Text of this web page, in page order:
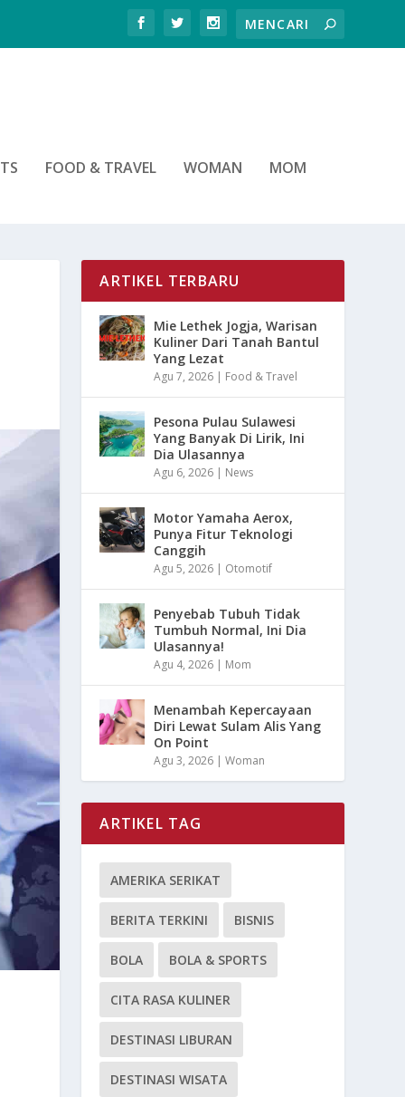
FOOD & TRAVEL WOMAN MOM
ARTIKEL TERBARU
Mie Lethek Jogja, Warisan
Kuliner Dari Tanah Bantul
Yang Lezat
Agu 7, 2026 | Food & Travel
Pesona Pulau Sulawesi
Yang Banyak Di Lirik, Ini
Dia Ulasannya
Agu 6, 2026 | News
Motor Yamaha Aerox,
Punya Fitur Teknologi
Canggih
Agu 5, 2026 | Otomotif
Penyebab Tubuh Tidak
Tumbuh Normal, Ini Dia
Ulasannya!
Agu 4, 2026 | Mom
Menambah Kepercayaan
Diri Lewat Sulam Alis Yang
On Point
Agu 3, 2026 |Woman
ARTIKEL TAG
AMERIKA SERIKAT
BERITA TERKINI BISNIS
BOLA BOLA & SPORTS
CITA RASA KULINER
DESTINASI LIBURAN
DESTINASI WISATA